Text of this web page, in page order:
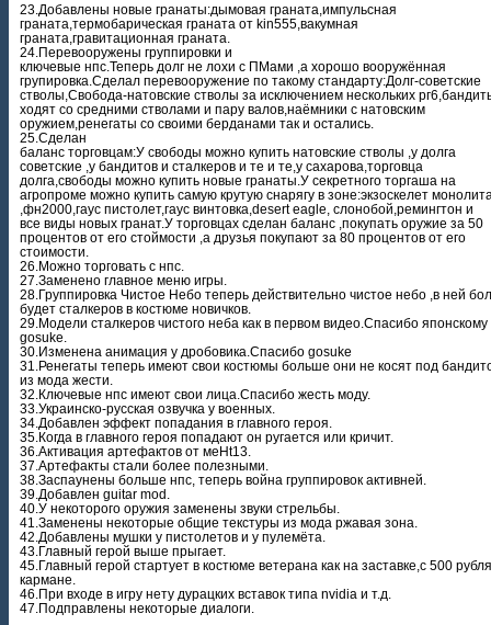
23.Добавлены новые гранаты:дымовая граната,импульсная
граната,термобарическая граната от kin555,вакумная
граната,гравитационная граната.
24.Перевооружены группировки и
ключевые нпс.Теперь долг не лохи с ПМами ,а хорошо вооружённая
групировка.Сделал перевооружение по такому стандарту:Долг-советские
стволы,Свобода-натовские стволы за исключением нескольких
ходят со средними стволами и пару валов,наёмники с натовским
оружием,ренегаты со своими берданами так и остались.
25.Сделан
баланс торговцам:У свободы можно купить натовские стволы ,у долга
советские ,у бандитов и сталкеров и те и те,у сахарова,торговца
долга,свободы можно купить новые гранаты.У секретного торгаша на
агропроме можно купить самую крутую снарягу в зоне:экзоскелет
,фн2000,гаус пистолет,гаус винтовка,desert eagle, слонобой,ремингтон и
все виды новых гранат.У торговцах сделан баланс ,покупать оружие за 50
процентов от его стоймости ,а друзья покупают за 80 процентов от его
стоимости.
26.Можно торговать с нпс.
27.Заменено главное меню игры.
28.Группировка Чистое Небо теперь действительно чистое небо ,в ней
будет сталкеров в костюме новичков.
29.Модели сталкеров чистого неба как в первом видео.Спасибо
gosuke.
30.Изменена анимация у дробовика.Спасибо gosuke
31.Ренегаты теперь имеют свои костюмы больше они не косят под
из мода жести.
32.Ключевые нпс имеют свои лица.Спасибо жесть моду.
33.Украинско-русская озвучка у военных.
34.Добавлен эффект попадания в главного героя.
35.Когда в главного героя попадают он ругается или кричит.
36.Активация артефактов от меHt13.
37.Артефакты стали более полезными.
38.Заспаунены больше нпс, теперь война группировок активней.
39.Добавлен guitar mod.
40.У некоторого оружия заменены звуки стрельбы.
41.Заменены некоторые общие текстуры из мода ржавая зона.
42.Добавлены мушки у пистолетов и у пулемёта.
43.Главный герой выше прыгает.
45.Главный герой стартует в костюме ветерана как на заставке,с 500
кармане.
46.При входе в игру нету дурацких вставок типа nvidia и т.д.
47.Подправлены некоторые диалоги.